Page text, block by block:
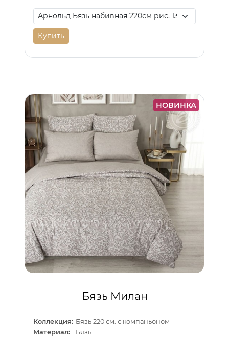
Купить
НОВИНКА
Бязь Милан
Коллекция: Бязь 220 см. с компаньоном
Материал:
Бязь